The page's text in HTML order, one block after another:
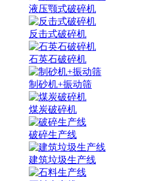
液压颚式破碎机
反击式破碎机
石英石破碎机
制砂机+振动筛
煤炭破碎机
破碎生产线
建筑垃圾生产线